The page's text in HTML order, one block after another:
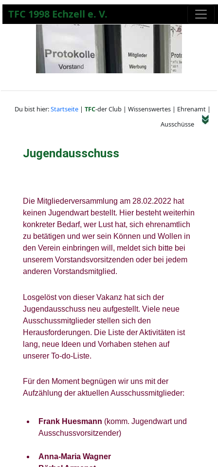
TFC 1998 Echzell e. V.
Du bist hier:Startseite| TFC-der Club | Wissenswertes | Ehrenamt |
Ausschüsse
Jugendausschuss
Die Mitgliederversammlung am 28.02.2022 hat
keinen Jugendwart bestellt. Hier besteht weiterhin
konkreter Bedarf, wer Lust hat, sich ehrenamtlich
zu betätigen und wer sein Können und Wollen in
den Verein einbringen will, meldet sich bitte bei
unserem Vorstandsvorsitzenden oder bei jedem
anderen Vorstandsmitglied.
Losgelöst von dieser Vakanz hat sich der
Jugendausschuss neu aufgestellt. Viele neue
Ausschussmitglieder stellen sich den
Herausforderungen. Die Liste der Aktivitäten ist
lang, neue Ideen und Vorhaben stehen auf
unserer To-do-Liste.
Für den Moment begnügen wir uns mit der
Aufzählung der aktuellen Ausschussmitglieder:
Frank Huesmann (komm. Jugendwart und
Ausschussvorsitzender)
Anna-Maria Wagner